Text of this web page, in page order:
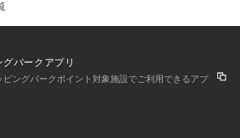
パークアプリ
ピングパークポイント対象施設でご利用できるアプ